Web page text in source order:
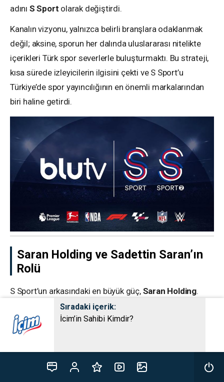
Sıradaki içerik:
İçim’in Sahibi Kimdir?
adını S Sport olarak değiştirdi.
Kanalın vizyonu, yalnızca belirli branşlara odaklanmak
değil; aksine, sporun her dalında uluslararası nitelikte
içerikleri Türk spor severlerle buluşturmaktı. Bu strateji,
kısa sürede izleyicilerin ilgisini çekti ve S Sport’u
Türkiye’de spor yayıncılığının en önemli markalarından
biri haline getirdi.
Saran Holding ve Sadettin Saran’ın
Rolü
S Sport’un arkasındaki en büyük güç, Saran Holding.
Grubun kurucusu ve halen yönetiminde bulunan
Sadettin Saran, uzun yıllardır medya ve spor alanındaki
girişimleriyle tanınıyor. Saran Holding, yalnızca
sanayisinden enerjiye kadar birçok sektörde aktif